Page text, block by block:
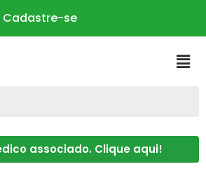
Cadastre-se
associado. Clique aqui!